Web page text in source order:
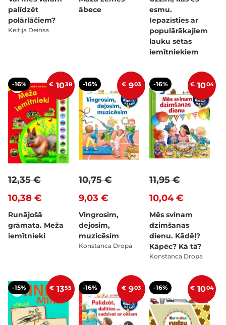
palīdzēt
polārlāčiem?
Keitija Deinsa
ābece
esmu.
Iepazīsties ar
populārākajiem
lauku sētas
iemītniekiem
-16% € 1038
10,38 €
12,35 €
Runājošā
grāmata. Meža
iemītnieki
-16% € 903
9,03 €
10,75 €
Vingrosim,
dejosim,
muzicēsim
Konstanca Dropa
-16% € 1004
10,04 €
11,95 €
Mēs svinam
dzimšanas
dienu. Kādēļ?
Kāpēc? Kā tā?
Konstanca Dropa
-15% € 1355 -16% € 903 -16% € 1004